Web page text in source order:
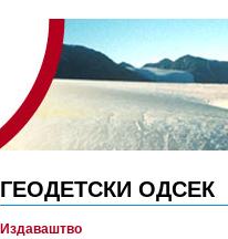
ГЕОДЕТСКИ ОДСЕК
Издаваштво